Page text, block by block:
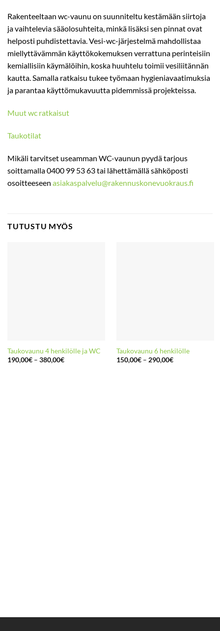
Rakenteeltaan wc-vaunu on suunniteltu kestämään siirtoja
ja vaihtelevia sääolosuhteita, minkä lisäksi sen pinnat ovat
helposti puhdistettavia. Vesi-wc-järjestelmä mahdollistaa
miellyttävämmän käyttökokemuksen verrattuna perinteisiin
kemiallisiin käymälöihin, koska huuhtelu toimii vesiliitännän
kautta. Samalla ratkaisu tukee työmaan hygieniavaatimuksia
ja parantaa käyttömukavuutta pidemmissä projekteissa.
Muut wc ratkaisut
Taukotilat
Mikäli tarvitset useamman WC-vaunun pyydä tarjous
soittamalla 0400 99 53 63 tai lähettämällä sähköposti
osoitteeseen asiakaspalvelu@rakennuskonevuokraus.fi
TUTUSTU MYÖS
Taukovaunu 4 henkilölle ja WC
190,00€ – 380,00€Hintaluokka:
Taukovaunu 6 henkilölle
150,00€ – 290,00€Hintaluokka: